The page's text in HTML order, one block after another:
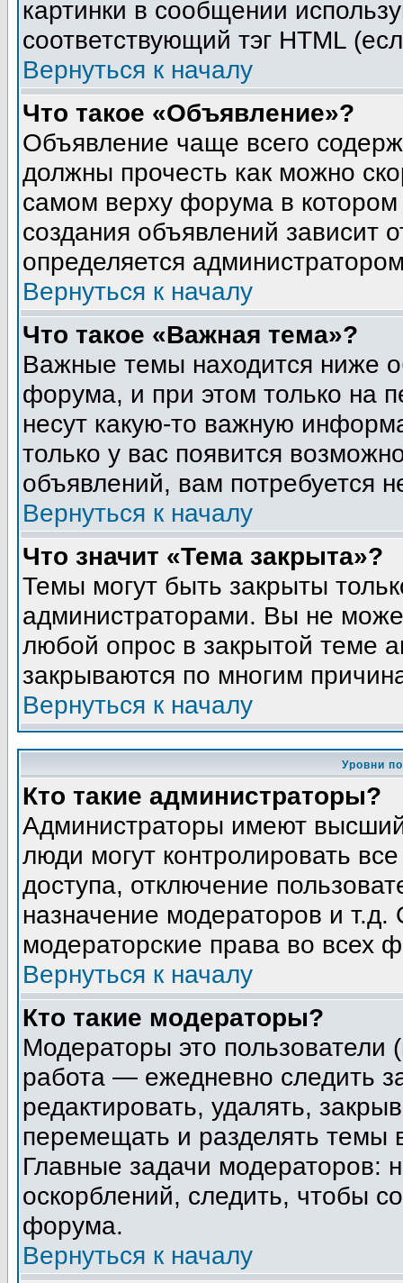
картинки в сообщении
соответствующий тэг HTML
Вернуться к началу
Что такое «Объявление»?
Объявление чаще всего
должны прочесть как можно
самом верху форума в
создания объявлений зависит
определяется
Вернуться к началу
Что такое «Важная тема»?
Важные темы находится ниже
форума, и при этом только на
несут какую-то важную
только у вас появится
объявлений, вам потребуется
Вернуться к началу
Что значит «Тема закрыта»?
Темы могут быть закрыты
администраторами. Вы не
любой опрос в закрытой теме
закрываются по многим
Вернуться к началу
Уровни
Кто такие администраторы?
Администраторы имеют
люди могут контролировать
доступа, отключение
назначение модераторов и
модераторские права во всех
Вернуться к началу
Кто такие модераторы?
Модераторы это пользователи
работа — ежедневно следить
редактировать, удалять,
перемещать и разделять темы
Главные задачи модераторов:
оскорблений, следить, чтобы
форума.
Вернуться к началу